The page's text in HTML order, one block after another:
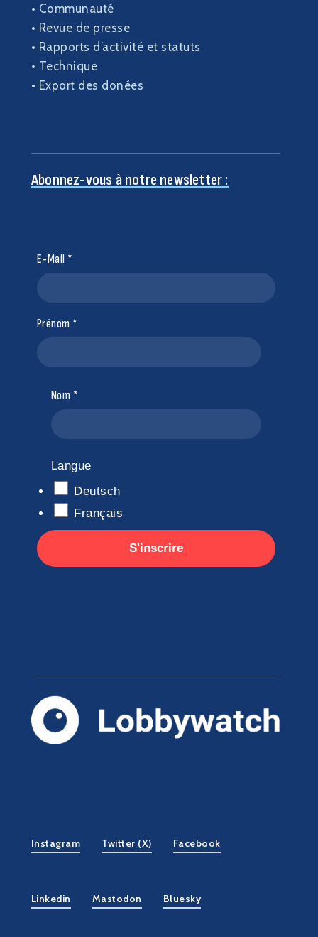
• Communauté
• Revue de presse
• Rapports d’activité et statuts
• Technique
• Export des donées
Abonnez-vous à notre newsletter :
E-Mail
Prénom
Nom
Langue
Deutsch
Français
S'inscrire
Instagram Twitter (X) Facebook
Linkedin Mastodon Bluesky